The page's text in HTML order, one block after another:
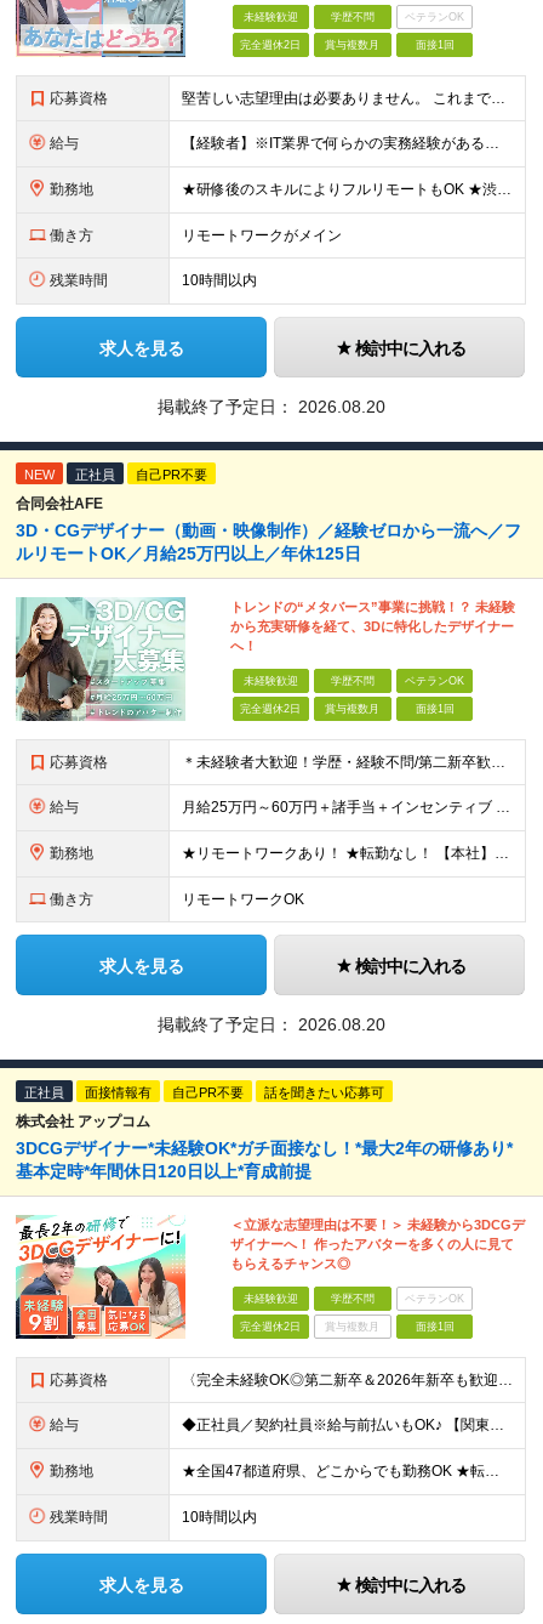
未経験歓迎 学歴不問 ベテランOK
完全週休2日 賞与複数月 面接1回
応募資格 堅苦しい志望理由は必要ありません。 これまでの経験や経歴よりも、私たちは“これから”を重視します。 ★学歴・経歴不問 ★完全未経験OK ★社会人デビュー歓迎 ★第二新卒OK ＼当てはまる方はぜひご
給与 【経験者】※IT業界で何らかの実務経験がある方 月給35万円～＋業績賞与＋交通費＋各種手当 ※固定残業代（30時間分／6万6,610円～）を含む。超過分は追加支給。 能力やスキルを考慮し、初任給を決定
勤務地 ★研修後のスキルによりフルリモートもOK ★渋谷駅徒歩2分！100席の新しいコワーキングスペース完備 ★本社、東京都、神奈川県、埼玉県、千葉県などのプロジェクト先 【本社】 東京都渋谷区渋谷3-10
働き方 リモートワークがメイン
残業時間 10時間以内
求人を見る 検討中に入れる
掲載終了予定日： 2026.08.20
NEW 正社員 自己PR不要
合同会社AFE
3D・CGデザイナー（動画・映像制作）／経験ゼロから一流へ／フ
ルリモートOK／月給25万円以上／年休125日
トレンドの“メタバース”事業に挑戦！？ 未経験
から充実研修を経て、3Dに特化したデザイナー
へ！
未経験歓迎 学歴不問 ベテランOK
完全週休2日 賞与複数月 面接1回
応募資格 ＊未経験者大歓迎！学歴・経験不問/第二新卒歓迎/WEB面接可能＊ ▼未経験歓迎＆完全ポテンシャル採用！▼ 基礎のキソから学べる研修があるので経験は一切不問！ 面接では「あなたの想い」を教えてくださ
給与 月給25万円～60万円＋諸手当＋インセンティブ ★Point 100％年収UPでの待遇提示も可能！ ※経験者であれば、100%年収アップも実現可能です。 【インセンティブについて】 プロジェクト報
勤務地 ★リモートワークあり！ ★転勤なし！ 【本社】東京都港区西新橋２丁目４−３ プロス西新橋ビル６階 【プロジェクト先】東京都・神奈川県・千葉県・埼玉など多数！ ※希望を考慮の上、配属プロジェクトを決
働き方 リモートワークOK
求人を見る 検討中に入れる
掲載終了予定日： 2026.08.20
正社員 面接情報有 自己PR不要 話を聞きたい応募可
株式会社 アップコム
3DCGデザイナー*未経験OK*ガチ面接なし！*最大2年の研修あり*
基本定時*年間休日120日以上*育成前提
＜立派な志望理由は不要！＞ 未経験から3DCGデ
ザイナーへ！ 作ったアバターを多くの人に見て
もらえるチャンス◎
未経験歓迎 学歴不問 ベテランOK
完全週休2日 賞与複数月 面接1回
応募資格 〈完全未経験OK◎第二新卒＆2026年新卒も歓迎します！〉 ☆「VtubeやVRChatが気になる！」の志望動機でOK ☆社会人デビューOK／学歴・経歴不問 未経験スタート前提のポテンシャル採用。
給与 ◆正社員／契約社員※給与前払いもOK♪ 【関東（一都三県）】 月給25万円～ ※固定残業代（月20時間分／月3万2383円）を含む。超過分は別途支給。 ※試用期間中の給与は月給23万円～ 【関東（北
勤務地 ★全国47都道府県、どこからでも勤務OK ★転勤なし！腰を据えて活躍◎ ★マイカー通勤OK（拠点による） ★業務に慣れたら、ゆくゆくはリモート併用やフルリモートも可能 全国のお客様先にて勤務していた
残業時間 10時間以内
求人を見る 検討中に入れる